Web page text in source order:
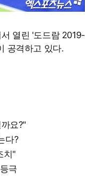
열린 '도드람 2019-
공격하고 있다.
요?"
다?
치"
극